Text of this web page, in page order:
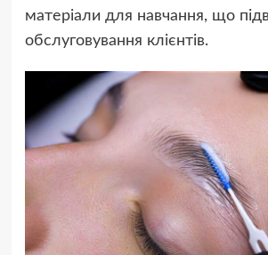
матеріали для навчання, що
обслуговування клієнтів.